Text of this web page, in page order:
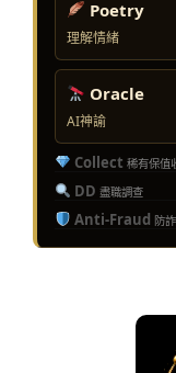
Poetry
理解情緒
Oracle
AI神諭
Collect 稀有保值
DD 盡職調查
Anti-Fraud 防